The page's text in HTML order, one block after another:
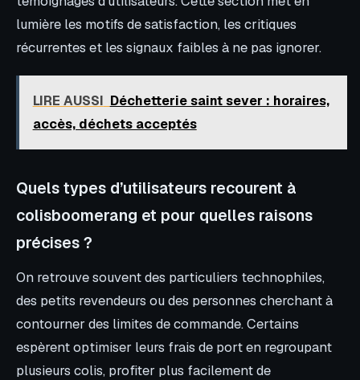
lumière les motifs de satisfaction, les critiques
récurrentes et les signaux faibles à ne pas ignorer.
LIRE AUSSI Déchetterie saint sever : horaires,
accès, déchets acceptés
Quels types d’utilisateurs recourent à
colisboomerang et pour quelles raisons
précises ?
On retrouve souvent des particuliers technophiles,
des petits revendeurs ou des personnes cherchant à
contourner des limites de commande. Certains
espèrent optimiser leurs frais de port en regroupant
plusieurs colis, profiter plus facilement de